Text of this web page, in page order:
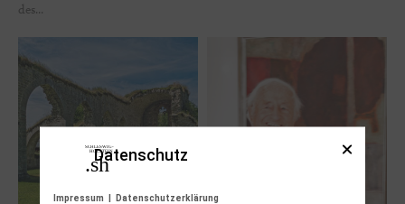
des...
Datenschutz
Impressum | Datenschutzerklärung